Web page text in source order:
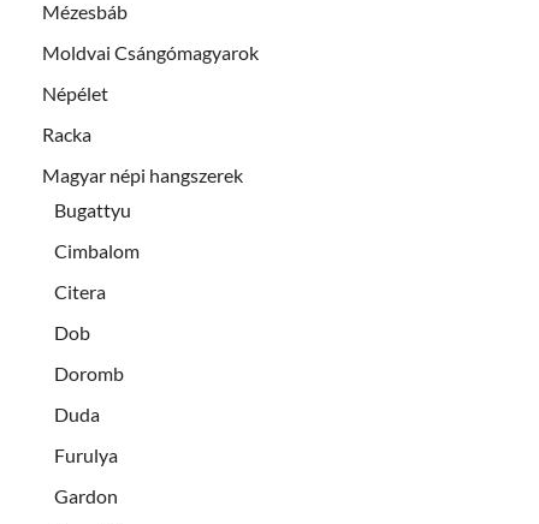
Mézesbáb
Moldvai Csángómagyarok
Népélet
Racka
Magyar népi hangszerek
Bugattyu
Cimbalom
Citera
Dob
Doromb
Duda
Furulya
Gardon